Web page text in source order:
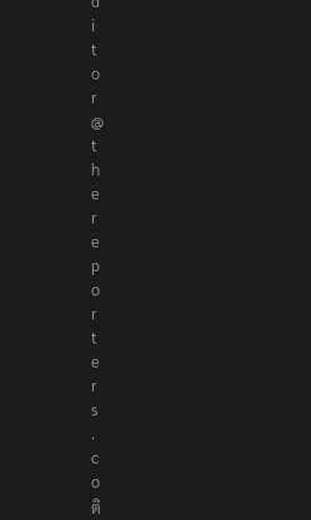
i
t
o
r
@
t
h
e
r
e
p
o
r
t
e
r
s
.
c
o
ติ